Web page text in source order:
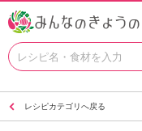
レシピカテゴリへ戻る